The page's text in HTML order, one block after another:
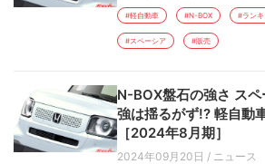
#軽自動車 #N-BOX #ラン
#スペーシア #販売
N-BOX盤石の強さ ス
強は揺るがず!? 軽自動
［2024年8月期］
2024年09月20日 / ニュース